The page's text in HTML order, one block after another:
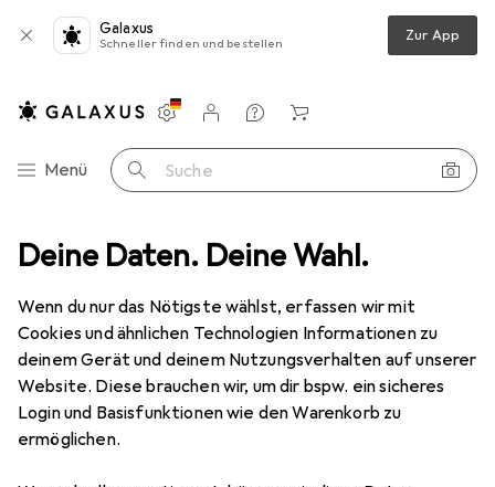
Deine Daten. Deine Wahl.
Wenn du nur das Nötigste wählst, erfassen wir mit
Cookies und ähnlichen Technologien Informationen zu
deinem Gerät und deinem Nutzungsverhalten auf unserer
Website. Diese brauchen wir, um dir bspw. ein sicheres
Login und Basisfunktionen wie den Warenkorb zu
ermöglichen.
Galaxus
Schneller finden und bestellen Zur App
Navigation nach Kategorien
Menü Suche
Einstellungen
Kundenkonto
Vergleichslisten
Merklisten
Warenkorb
Türgriff + Türgarnitur Mega Verbindungsstift 42.058, 42.059
3 Bilder
−6%
EUR
16,90